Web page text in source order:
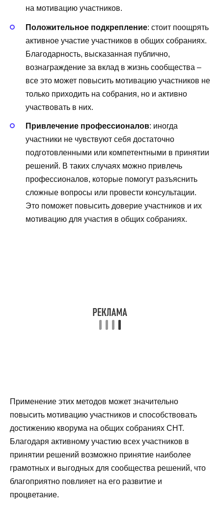
на мотивацию участников.
Положительное подкрепление: стоит поощрять
активное участие участников в общих собраниях.
Благодарность, высказанная публично,
вознаграждение за вклад в жизнь сообщества –
все это может повысить мотивацию участников не
только приходить на собрания, но и активно
участвовать в них.
Привлечение профессионалов: иногда
участники не чувствуют себя достаточно
подготовленными или компетентными в принятии
решений. В таких случаях можно привлечь
профессионалов, которые помогут разъяснить
сложные вопросы или провести консультации.
Это поможет повысить доверие участников и их
мотивацию для участия в общих собраниях.
Применение этих методов может значительно
повысить мотивацию участников и способствовать
достижению кворума на общих собраниях СНТ.
Благодаря активному участию всех участников в
принятии решений возможно принятие наиболее
грамотных и выгодных для сообщества решений, что
благоприятно повлияет на его развитие и
процветание.